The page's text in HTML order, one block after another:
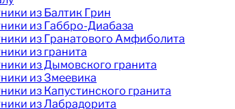
из Балтик Грин
из Габбро-Диабаза
из Гранатового Амфиболита
из гранита
из Дымовского гранита
из Змеевика
из Капустинского гранита
из Лабрадорита